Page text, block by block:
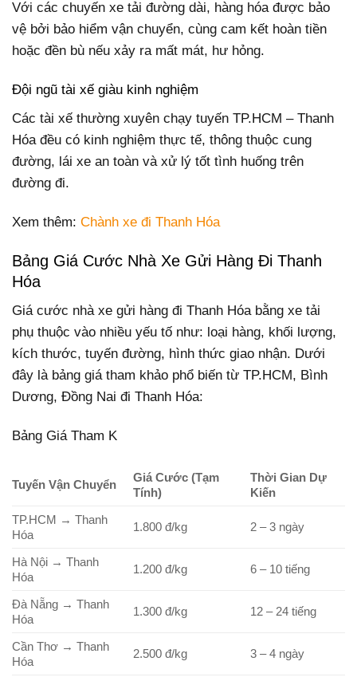
Với các chuyến xe tải đường dài, hàng hóa được bảo
vệ bởi bảo hiểm vận chuyển, cùng cam kết hoàn tiền
hoặc đền bù nếu xảy ra mất mát, hư hỏng.
Đội ngũ tài xế giàu kinh nghiệm
Các tài xế thường xuyên chạy tuyến TP.HCM – Thanh
Hóa đều có kinh nghiệm thực tế, thông thuộc cung
đường, lái xe an toàn và xử lý tốt tình huống trên
đường đi.
Xem thêm: Chành xe đi Thanh Hóa
Bảng Giá Cước Nhà Xe Gửi Hàng Đi Thanh
Hóa
Giá cước nhà xe gửi hàng đi Thanh Hóa bằng xe tải
phụ thuộc vào nhiều yếu tố như: loại hàng, khối lượng,
kích thước, tuyến đường, hình thức giao nhận. Dưới
đây là bảng giá tham khảo phổ biến từ TP.HCM, Bình
Dương, Đồng Nai đi Thanh Hóa:
Bảng Giá Tham K
Tuyến Vận Chuyển
Giá Cước (Tạm
Tính)
Thời Gian Dự
Kiến
TP.HCM → Thanh
Hóa
1.800 đ/kg 2 – 3 ngày
Hà Nội → Thanh
Hóa
1.200 đ/kg 6 – 10 tiếng
Đà Nẵng → Thanh
Hóa
1.300 đ/kg 12 – 24 tiếng
Cần Thơ → Thanh
Hóa
2.500 đ/kg 3 – 4 ngày